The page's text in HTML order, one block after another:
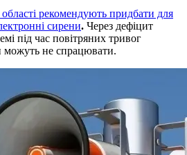
рекомендують придбати для
сирени. Через дефіцит
під час повітряних тривог
можуть не спрацювати.